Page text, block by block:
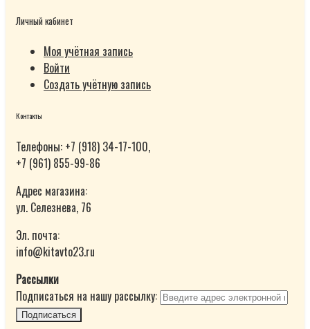
Личный кабинет
Моя учётная запись
Войти
Создать учётную запись
Контакты
Телефоны: +7 (918) 34-17-100,
+7 (961) 855-99-86
Адрес магазина:
ул. Селезнева, 76
Эл. почта:
info@kitavto23.ru
Рассылки
Подписаться на нашу рассылку:
Подписаться